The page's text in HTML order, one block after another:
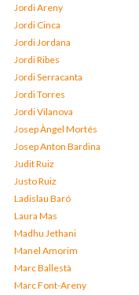
Jordi Areny
Jordi Cinca
Jordi Jordana
Jordi Ribes
Jordi Serracanta
Jordi Torres
Jordi Vilanova
Josep Àngel Mortés
Josep Anton Bardina
Judit Ruiz
Justo Ruiz
Ladislau Baró
Laura Mas
Madhu Jethani
Manel Amorim
Marc Ballestà
Marc Font-Areny